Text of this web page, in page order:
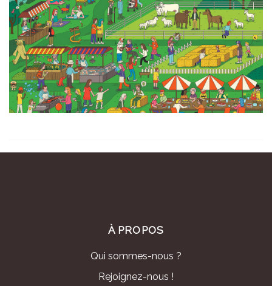
À PROPOS
Qui sommes-nous ?
Rejoignez-nous !